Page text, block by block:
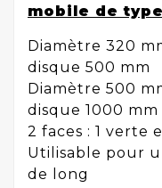
mobile de type
Diamètre 320
disque 500 mm
Diamètre 500
disque 1000 mm
2 faces : 1 verte
Utilisable pour
de long